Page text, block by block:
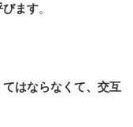
びます。
はならなくて、交互